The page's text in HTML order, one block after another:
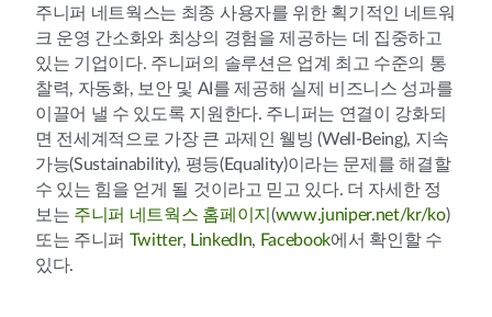
주니퍼 네트웍스는 최종 사용자를 위한 획기적인 네트워
크 운영 간소화와 최상의 경험을 제공하는 데 집중하고
있는 기업이다. 주니퍼의 솔루션은 업계 최고 수준의 통
찰력, 자동화, 보안 및 AI를 제공해 실제 비즈니스 성과를
이끌어 낼 수 있도록 지원한다. 주니퍼는 연결이 강화되
면 전세계적으로 가장 큰 과제인 웰빙 (Well-Being), 지속
가능(Sustainability), 평등(Equality)이라는 문제를 해결할
수 있는 힘을 얻게 될 것이라고 믿고 있다. 더 자세한 정
보는 주니퍼 네트웍스 홈페이지 (www.juniper.net/kr/ko)
또는 주니퍼 Twitter, LinkedIn, Facebook에서 확인할 수
있다.